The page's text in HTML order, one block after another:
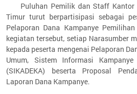
Puluhan Pemilik dan Staff
Timur turut berpartisipasi sebagai
Pelaporan Dana Kampanye
kegiatan tersebut, setiap Narasumber
kepada peserta mengenai Pelaporan
Umum, Sistem Informasi
(SIKADEKA) beserta Proposal
Laporan Dana Kampanye.